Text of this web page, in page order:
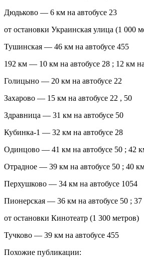
Дюдьково — 6 км на автобусе 23
от остановки Украинская улица (1 000
Тушинская — 46 км на автобусе 455
192 км — 10 км на автобусе 28 ; 12 км
Голицыно — 20 км на автобусе 22
Захарово — 15 км на автобусе 22 , 50
Здравница — 31 км на автобусе 50
Кубинка-1 — 32 км на автобусе 28
Одинцово — 41 км на автобусе 50 ; 42
Отрадное — 39 км на автобусе 50 ; 40
Перхушково — 34 км на автобусе 1054
Пионерская — 36 км на автобусе 50 ; 37
от остановки Кинотеатр (1 300 метров)
Тучково — 39 км на автобусе 455
Похожие публикации: